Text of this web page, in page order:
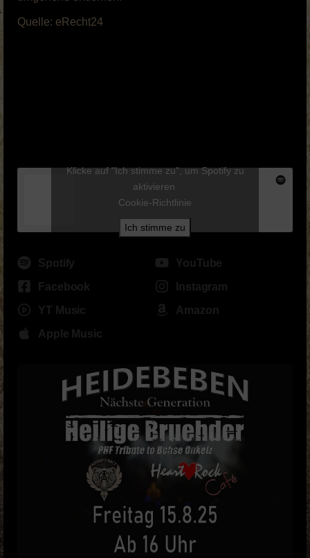
Quelle: eRecht24
Klicke auf "Ich stimme zu", um Spotify zu
aktivieren
Cookie-Richtlinie
Ich stimme zu
Spotify
YouTube
Facebook
Instagram
YT Music
Amazon
Apple Music